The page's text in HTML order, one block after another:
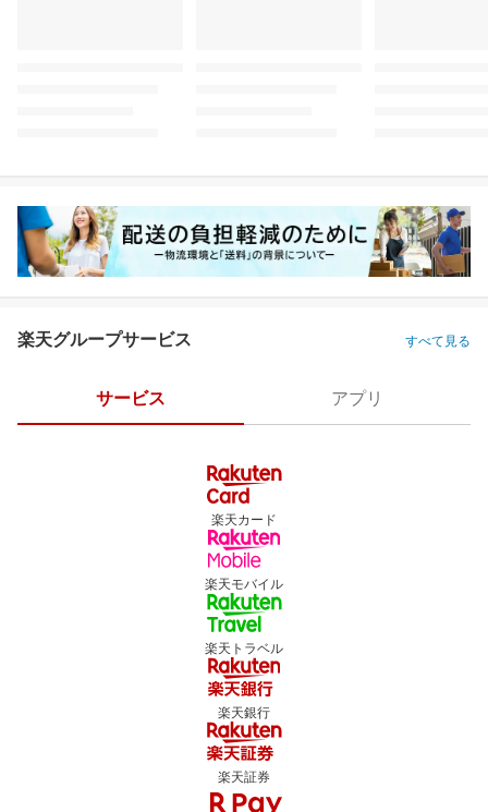
楽天グループサービス すべて見る
サービス アプリ
楽天カード
楽天モバイル
楽天トラベル
楽天銀行
楽天証券